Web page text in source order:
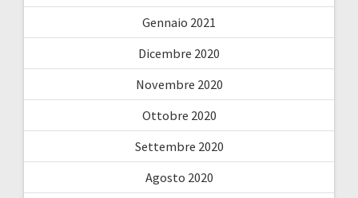
Gennaio 2021
Dicembre 2020
Novembre 2020
Ottobre 2020
Settembre 2020
Agosto 2020